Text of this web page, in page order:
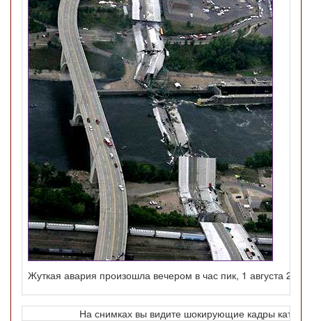
Жуткая авария произошла вечером в час пик, 1 августа 2007
На снимках вы видите шокирующие кадры